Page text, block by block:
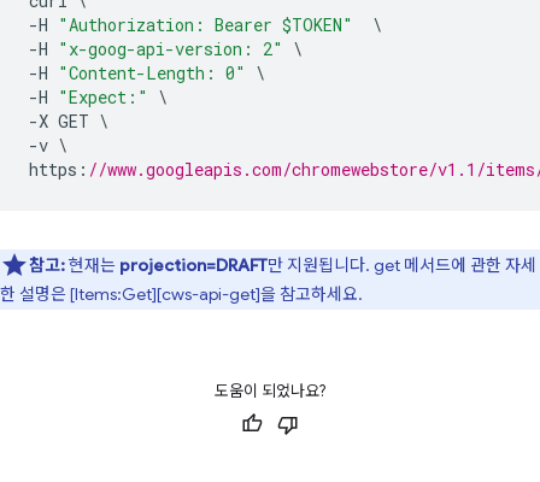
-H "Authorization: Bearer $TOKEN"
\
-H "x-goog-api-version: 2"
\
-H "Content-Length: 0"
\
-H "Expect:"
\
-X GET \
-v \
https : //www.googleapis.com/chromewebstore/v1.1/
참고:현재는 projection=DRAFT만 지원됩니다. get 메서드에 관한 자세
한 설명은 [Items:Get][cws-api-get]을 참고하세요.
도움이 되었나요?